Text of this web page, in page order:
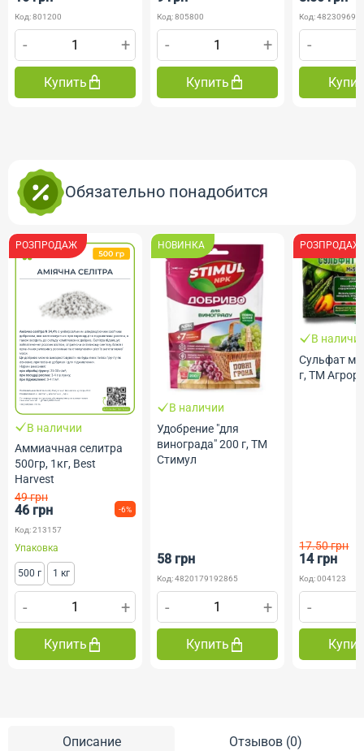
Описание Отзывов (0)
Код: 801200
- +
Купить
Код: 805800
- +
Купить
Код:
-
Обязательно понадобится
РОЗПРОДАЖ
В наличии
Аммиачная селитра
500гр, 1кг, Best
Harvest
49 грн
46 грн -6%
Код: 213157
Упаковка
500 г 1 кг
- +
Купить
НОВИНКА
В наличии
Удобрение "для
винограда" 200 г, ТМ
Стимул
58 грн
Код: 4820179192865
- +
Купить
РОЗПРОДАЖ
В
Сульфат
г, ТМ
17.50 грн
14 грн
Код: 004123
-